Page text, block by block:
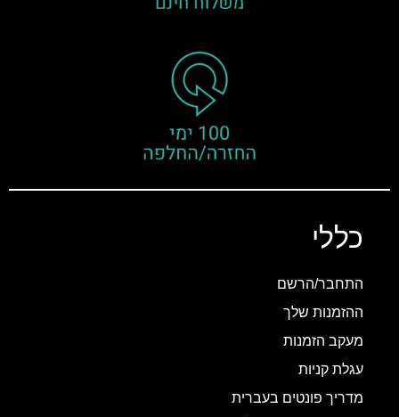
כללי
התחבר/הרשם
ההזמנות שלך
מעקב הזמנות
עגלת קניות
מדריך פונטים בעברית